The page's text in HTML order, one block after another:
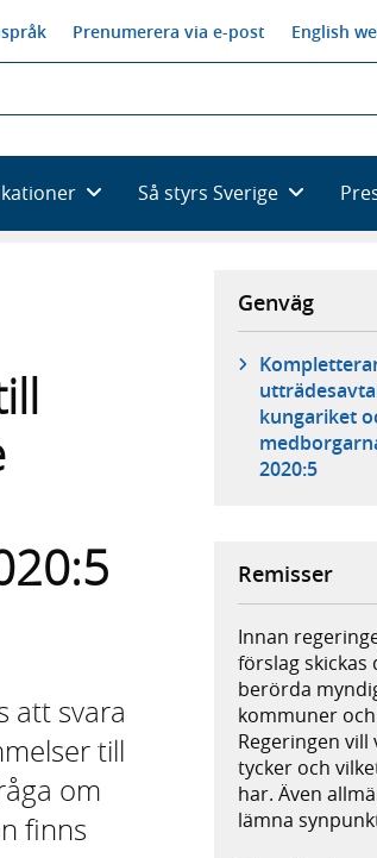
Prenumerera via e-post English
Så styrs Sverige
att svara
till
om
finns
Genväg
kungariket
2020:5
Remisser
Innan
förslag skickas
berörda
kommuner
Regeringen
tycker och
har. Även
lämna